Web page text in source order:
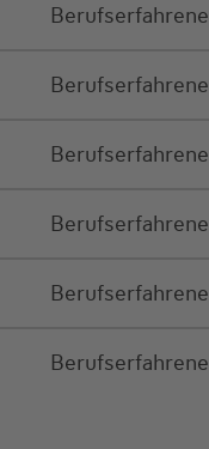
Berufserfahrene
Berufserfahrene
Berufserfahrene
Berufserfahrene
Berufserfahrene
Berufserfahrene